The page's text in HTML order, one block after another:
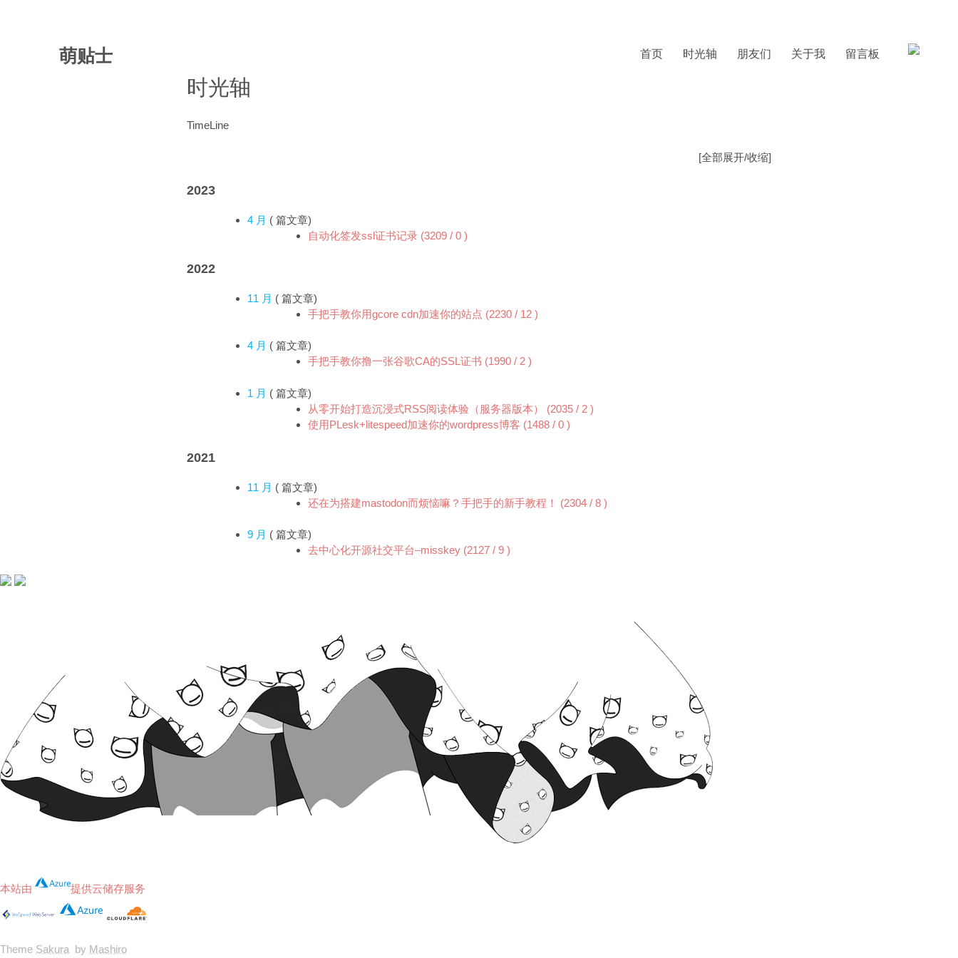
萌贴士 首页 时光轴 朋友们 关于我 留言板
时光轴
TimeLine
[全部展开/收缩]
2023
4 月 ( 篇文章)
自动化签发ssl证书记录 (3209 / 0 )
2022
11 月 ( 篇文章)
手把手教你用gcore cdn加速你的站点 (2230 / 12 )
4 月 ( 篇文章)
手把手教你撸一张谷歌CA的SSL证书 (1990 / 2 )
1 月 ( 篇文章)
从零开始打造沉浸式RSS阅读体验（服务器版本） (2035 / 2 )
使用PLesk+litespeed加速你的wordpress博客 (1488 / 0 )
2021
11 月 ( 篇文章)
还在为搭建mastodon而烦恼嘛？手把手的新手教程！ (2304 / 8 )
9 月 ( 篇文章)
去中心化开源社交平台–misskey (2127 / 9 )
本站由 提供云储存服务
Theme Sakura by Mashiro